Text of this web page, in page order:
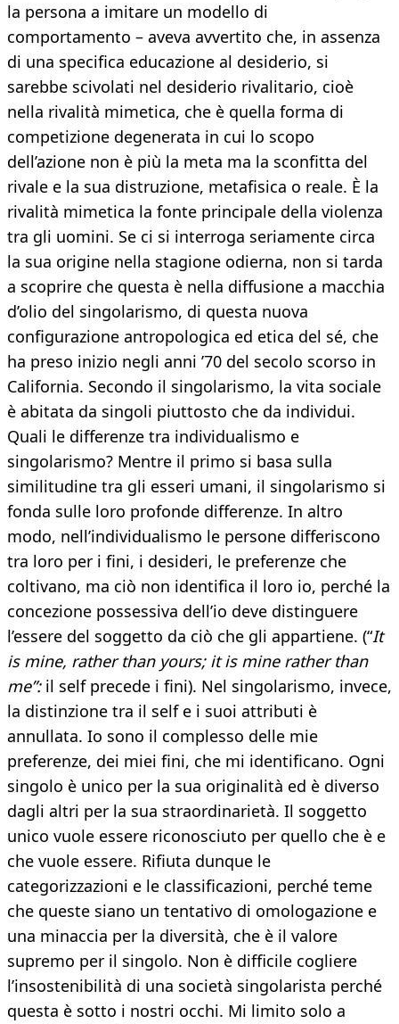
la persona a imitare un modello di
comportamento – aveva avvertito che, in assenza
di una specifica educazione al desiderio, si
sarebbe scivolati nel desiderio rivalitario, cioè
nella rivalità mimetica, che è quella forma di
competizione degenerata in cui lo scopo
dell’azione non è più la meta ma la sconfitta del
rivale e la sua distruzione, metafisica o reale. È la
rivalità mimetica la fonte principale della violenza
tra gli uomini. Se ci si interroga seriamente circa
la sua origine nella stagione odierna, non si tarda
a scoprire che questa è nella diffusione a macchia
d’olio del singolarismo, di questa nuova
configurazione antropologica ed etica del sé, che
ha preso inizio negli anni ’70 del secolo scorso in
California. Secondo il singolarismo, la vita sociale
è abitata da singoli piuttosto che da individui.
Quali le differenze tra individualismo e
singolarismo? Mentre il primo si basa sulla
similitudine tra gli esseri umani, il singolarismo si
fonda sulle loro profonde differenze. In altro
modo, nell’individualismo le persone differiscono
tra loro per i fini, i desideri, le preferenze che
coltivano, ma ciò non identifica il loro io, perché la
concezione possessiva dell’io deve distinguere
l’essere del soggetto da ciò che gli appartiene. (“It
is mine, rather than yours; it is mine rather than
me”:il self precede i fini). Nel singolarismo, invece,
la distinzione tra il self e i suoi attributi è
annullata. Io sono il complesso delle mie
preferenze, dei miei fini, che mi identificano. Ogni
singolo è unico per la sua originalità ed è diverso
dagli altri per la sua straordinarietà. Il soggetto
unico vuole essere riconosciuto per quello che è e
che vuole essere. Rifiuta dunque le
categorizzazioni e le classificazioni, perché teme
che queste siano un tentativo di omologazione e
una minaccia per la diversità, che è il valore
supremo per il singolo. Non è difficile cogliere
l’insostenibilità di una società singolarista perché
questa è sotto i nostri occhi. Mi limito solo a